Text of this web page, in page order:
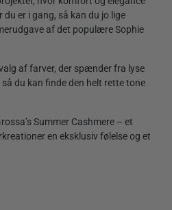
er i gang, så kan du jo lige
af det populære Sophie
af farver, der spænder fra lyse
du kan finde den helt rette tone
Summer Cashmere – et
en eksklusiv følelse og et